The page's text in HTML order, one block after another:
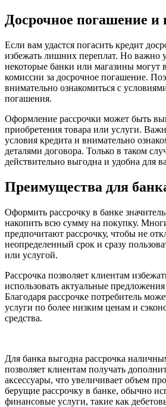
Досрочное погашение и
Если вам удастся погасить кредит
избежать лишних переплат. Но важно
некоторые банки или магазины могут
комиссии за досрочное погашение.
внимательно ознакомиться с
погашения.
Оформление рассрочки может быть
приобретения товара или услуги.
условия кредита и внимательно
деталями договора. Только в таком
действительно выгодна и удобна для
Преимущества для
Оформить рассрочку в банке
накопить всю сумму на покупку.
предпочитают рассрочку, чтобы не
неопределенный срок и сразу
или услугой.
Рассрочка позволяет клиентам
использовать актуальные
Благодаря рассрочке потребитель
услуги по более низким ценам и
средства.
Для банка выгодна рассрочка
позволяет клиентам получать
аксессуары, что увеличивает объем
берущие рассрочку в банке, обычно
финансовые услуги, такие как